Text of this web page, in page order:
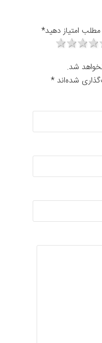
امتیاز دهید*
5 stars
4 stars
3 stars
2 stars
شد.
شده‌اند *